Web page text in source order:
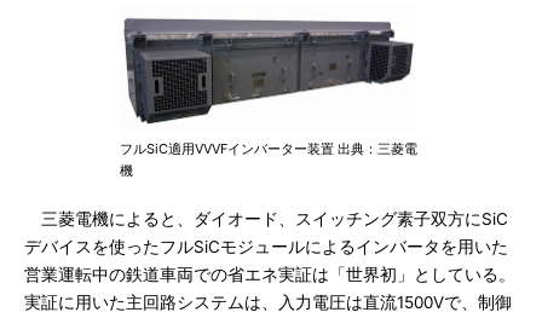
フルSiC適用VVVFインバーター装置 出典：三菱電
機
三菱電機によると、ダイオード、スイッチング素子双方にSiC
デバイスを使ったフルSiCモジュールによるインバータを用いた
営業運転中の鉄道車両での省エネ実証は「世界初」としている。
実証に用いた主回路システムは、入力電圧は直流1500Vで、制御